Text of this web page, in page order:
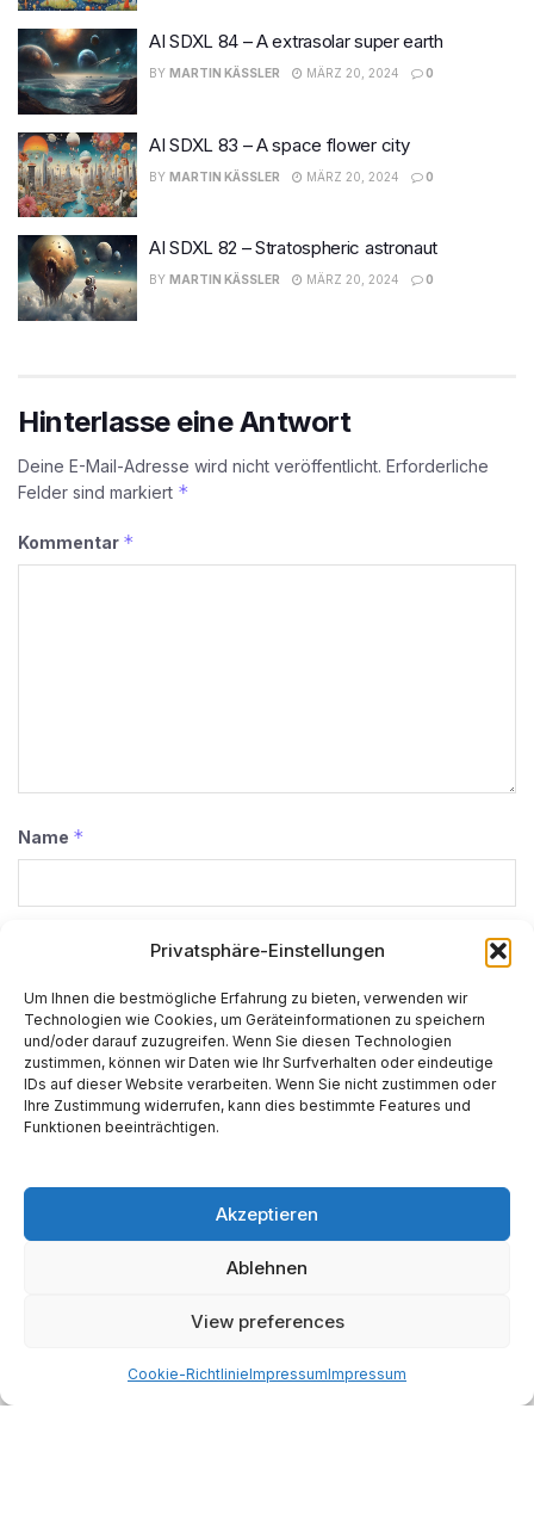
Privatsphäre-Einstellungen
Um Ihnen die bestmögliche Erfahrung zu bieten, verwenden wir
Technologien wie Cookies, um Geräteinformationen zu speichern
und/oder darauf zuzugreifen. Wenn Sie diesen Technologien
zustimmen, können wir Daten wie Ihr Surfverhalten oder eindeutige
IDs auf dieser Website verarbeiten. Wenn Sie nicht zustimmen oder
Ihre Zustimmung widerrufen, kann dies bestimmte Features und
Funktionen beeinträchtigen.
Akzeptieren
Ablehnen
View preferences
Cookie-RichtlinieImpressumImpressum
AI SDXL 84 – A extrasolar super earth
BY MARTIN KÄSSLER MÄRZ 20, 2024 0
AI SDXL 83 – A space flower city
BY MARTIN KÄSSLER MÄRZ 20, 2024 0
AI SDXL 82 – Stratospheric astronaut
BY MARTIN KÄSSLER MÄRZ 20, 2024 0
Hinterlasse eine Antwort
Deine E-Mail-Adresse wird nicht veröffentlicht. Erforderliche
Felder sind markiert *
Kommentar *
Name *
E-Mail-Adresse*
Website
Kapital Prognosen